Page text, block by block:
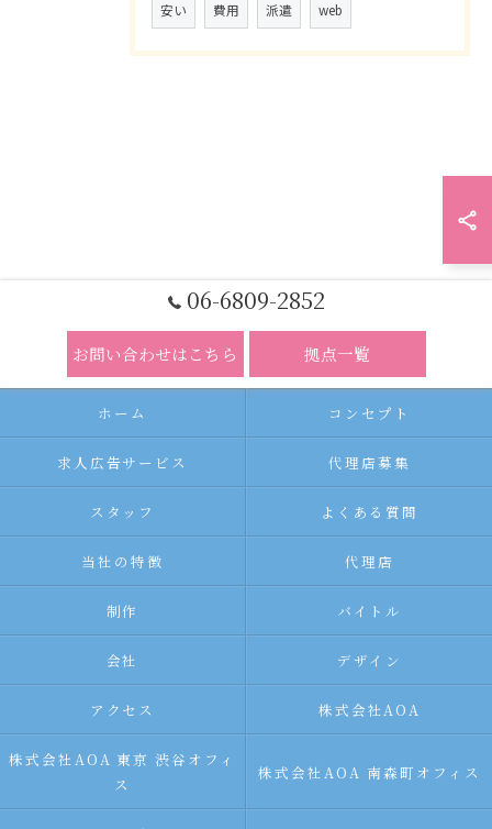
安い 費用 派遣 web
06-6809-2852
お問い合わせはこちら 拠点一覧
ホーム コンセプト
求人広告サービス 代理店募集
スタッフ よくある質問
当社の特徴 代理店
制作 バイトル
会社 デザイン
アクセス 株式会社AOA
株式会社AOA 東京 渋谷オフィ
ス
株式会社AOA 南森町オフィス